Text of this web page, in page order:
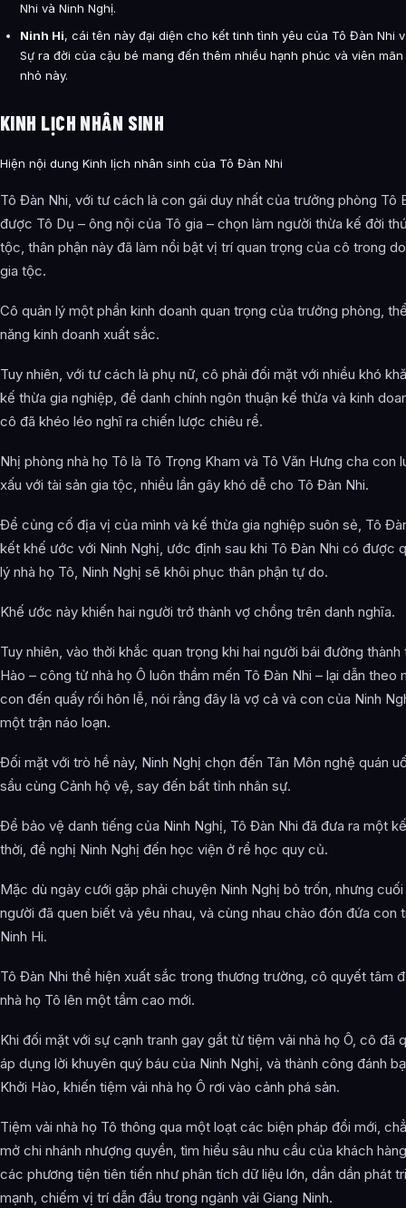
Nhi và Ninh Nghị.
Ninh Hi, cái tên này đại diện cho kết tinh tình yêu của Tô Đàn Nhi
Sự ra đời của cậu bé mang đến thêm nhiều hạnh phúc và viên
nhỏ này.
KINH LỊCH NHÂN SINH
Hiện nội dung Kinh lịch nhân sinh của Tô Đàn Nhi
Tô Đàn Nhi, với tư cách là con gái duy nhất của trưởng phòng Tô
được Tô Dụ – ông nội của Tô gia – chọn làm người thừa kế đời
tộc, thân phận này đã làm nổi bật vị trí quan trọng của cô trong
gia tộc.
Cô quản lý một phần kinh doanh quan trọng của trưởng phòng,
năng kinh doanh xuất sắc.
Tuy nhiên, với tư cách là phụ nữ, cô phải đối mặt với nhiều khó
kế thừa gia nghiệp, để danh chính ngôn thuận kế thừa và kinh
cô đã khéo léo nghĩ ra chiến lược chiêu rể.
Nhị phòng nhà họ Tô là Tô Trọng Kham và Tô Văn Hưng cha con
xấu với tài sản gia tộc, nhiều lần gây khó dễ cho Tô Đàn Nhi.
Để củng cố địa vị của mình và kế thừa gia nghiệp suôn sẻ, Tô
kết khế ước với Ninh Nghị, ước định sau khi Tô Đàn Nhi có được
lý nhà họ Tô, Ninh Nghị sẽ khôi phục thân phận tự do.
Khế ước này khiến hai người trở thành vợ chồng trên danh nghĩa.
Tuy nhiên, vào thời khắc quan trọng khi hai người bái đường thành
Hào – công tử nhà họ Ô luôn thầm mến Tô Đàn Nhi – lại dẫn theo
con đến quấy rối hôn lễ, nói rằng đây là vợ cả và con của Ninh
một trận náo loạn.
Đối mặt với trò hề này, Ninh Nghị chọn đến Tân Môn nghệ quán
sầu cùng Cảnh hộ vệ, say đến bất tỉnh nhân sự.
Để bảo vệ danh tiếng của Ninh Nghị, Tô Đàn Nhi đã đưa ra một
thời, đề nghị Ninh Nghị đến học viện ở rể học quy củ.
Mặc dù ngày cưới gặp phải chuyện Ninh Nghị bỏ trốn, nhưng
người đã quen biết và yêu nhau, và cùng nhau chào đón đứa con
Ninh Hi.
Tô Đàn Nhi thể hiện xuất sắc trong thương trường, cô quyết tâm
nhà họ Tô lên một tầm cao mới.
Khi đối mặt với sự cạnh tranh gay gắt từ tiệm vải nhà họ Ô, cô đã
áp dụng lời khuyên quý báu của Ninh Nghị, và thành công đánh
Khởi Hào, khiến tiệm vải nhà họ Ô rơi vào cảnh phá sản.
Tiệm vải nhà họ Tô thông qua một loạt các biện pháp đổi mới,
mở chi nhánh nhượng quyền, tìm hiểu sâu nhu cầu của khách
các phương tiện tiên tiến như phân tích dữ liệu lớn, dần dần phát
mạnh, chiếm vị trí dẫn đầu trong ngành vải Giang Ninh.